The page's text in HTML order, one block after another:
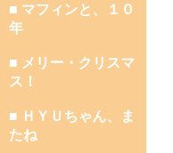
■ マフィンと、１０
年
■ メリー・クリスマ
ス！
■ ＨＹＵちゃん、ま
たね